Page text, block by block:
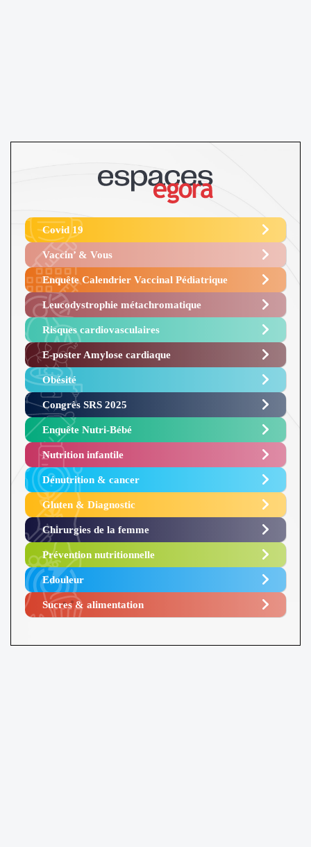
Covid 19
Vaccin’ & Vous
Enquête Calendrier Vaccinal Pédiatrique
Leucodystrophie métachromatique
Risques cardiovasculaires
E-poster Amylose cardiaque ​
Obésité ​
Congrès SRS 2025 ​
Enquête Nutri-Bébé ​
Nutrition infantile
Dénutrition & cancer
Gluten & Diagnostic
Chirurgies de la femme
Prévention nutritionnelle
Edouleur​
Sucres & alimentation​